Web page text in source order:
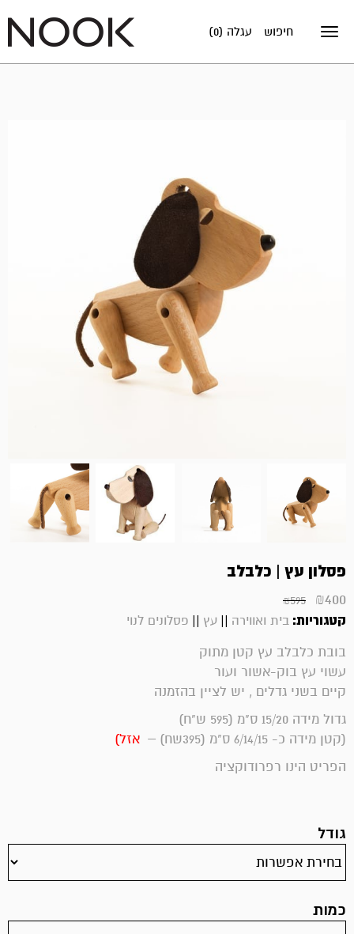
Toggle
עגלה (0) חיפוש
פסלון עץ | כלבלב
₪595 ₪400
קטגוריות: בית ואווירה || עץ || פסלונים לנוי
בובת כלבלב עץ קטן מתוק
עשוי עץ בוק-אשור ועור
קיים בשני גדלים , יש לציין בהזמנה
גדול מידה 15/20 ס"מ (595 ש"ח)
(קטן מידה כ- 6/14/15 ס"מ (395שח) –
אזל)
הפריט הינו רפרודוקציה
גודל
כמות